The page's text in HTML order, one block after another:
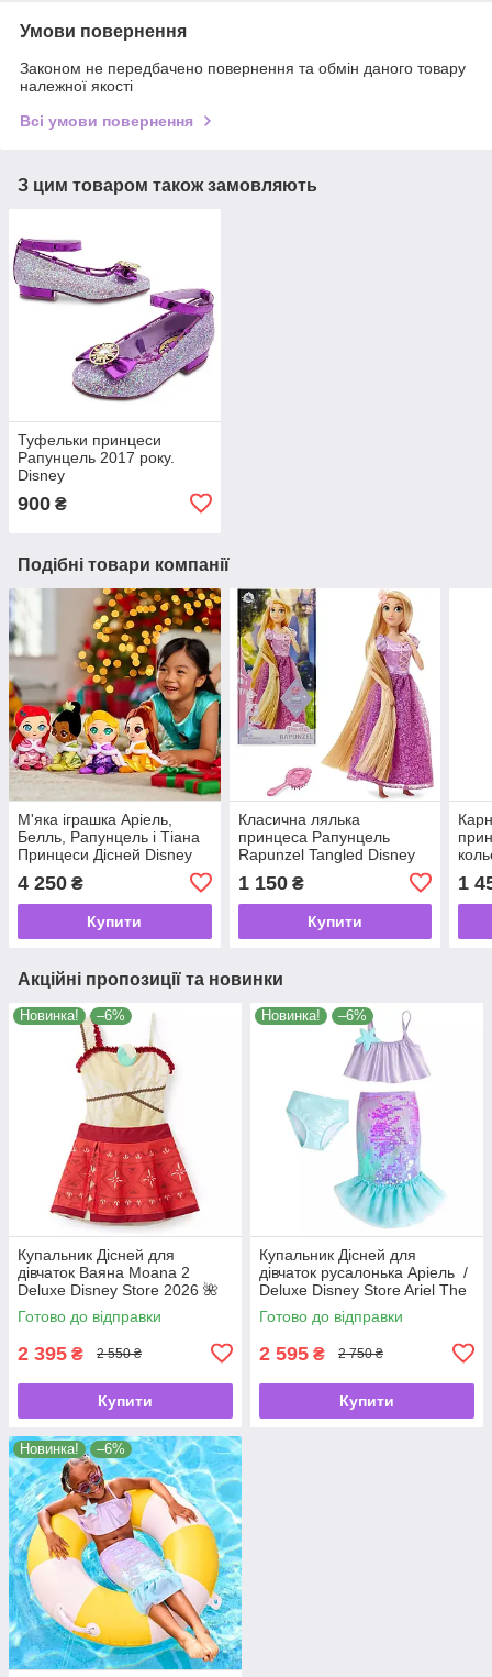
Умови повернення
Законом не передбачено повернення та обмін даного товару
належної якості
Всі умови повернення
З цим товаром також замовляють
Туфельки принцеси
Рапунцель 2017 року.
Disney
900 ₴
Подібні товари компанії
М'яка іграшка Аріель,
Белль, Рапунцель і Тіана
Принцеси Дісней Disney
4 250 ₴
Купити
Класична лялька
принцеса Рапунцель
Rapunzel Tangled Disney
1 150₴
Купити
1
Акційні пропозиції та новинки
Новинка! –6%
Купальник Дісней для
дівчаток Ваяна Moana 2
Deluxe Disney Store 2026 🌺
🌊
Готово до відправки
2 395 ₴ 2 550 ₴
Купити
Новинка! –6%
Купальник Дісней для
дівчаток русалонька Аріель /
Deluxe Disney Store Ariel The
Little Mermaid 🧜‍♀️✨
Готово до відправки
2 595 ₴ 2 750 ₴
Купити
Новинка! –6%